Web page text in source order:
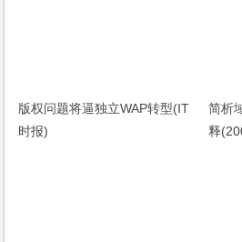
版权问题将逼独立WAP转型(IT
时报)
简析
释